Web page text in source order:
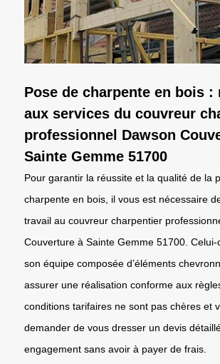
Pose de charpente en bois :
aux services du couvreur
professionnel Dawson
Sainte Gemme 51700
Pour garantir la réussite et la qualité de la
charpente en bois, il vous est nécessaire
travail au couvreur charpentier
Couverture à Sainte Gemme 51700. Celui-
son équipe composée d’éléments
assurer une réalisation conforme aux
conditions tarifaires ne sont pas chères et
demander de vous dresser un devis
engagement sans avoir à payer de frais.